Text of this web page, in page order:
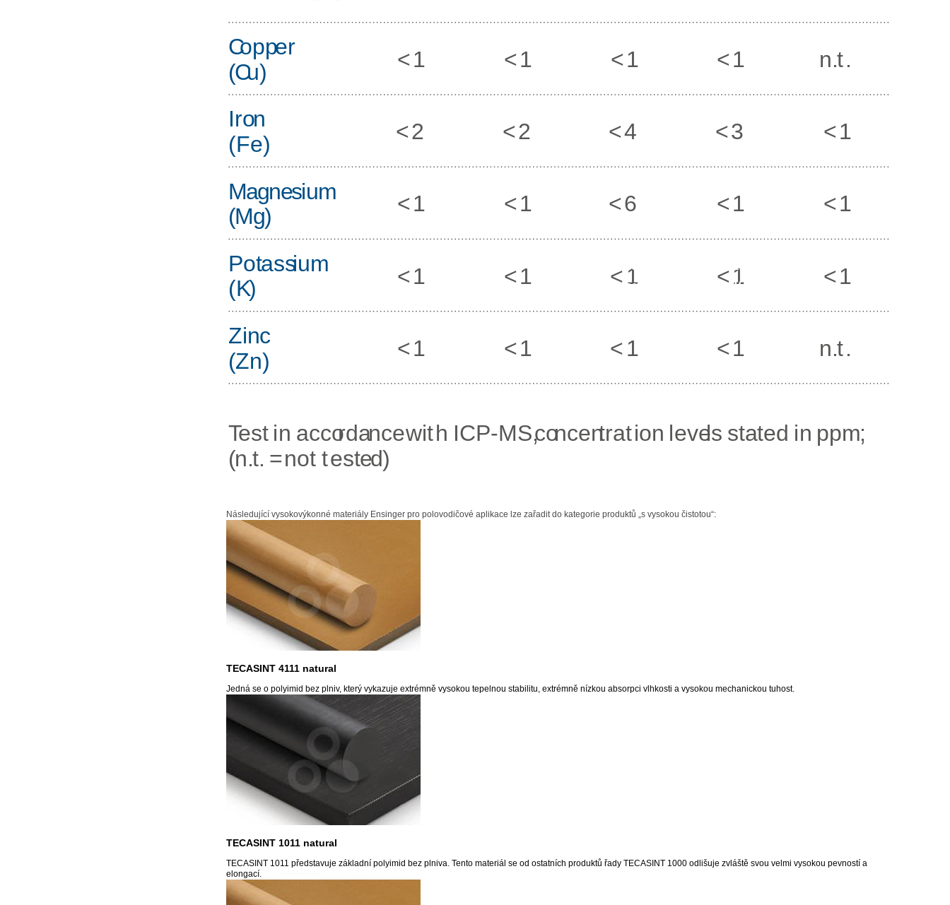
Následující vysokovýkonné materiály Ensinger pro polovodičové aplikace lze zařadit do kategorie produktů „s vysokou čistotou“:
TECASINT 4111 natural
Jedná se o polyimid bez plniv, který vykazuje extrémně vysokou tepelnou stabilitu, extrémně nízkou absorpci vlhkosti a vysokou mechanickou tuhost.
TECASINT 1011 natural
TECASINT 1011 představuje základní polyimid bez plniva. Tento materiál se od ostatních produktů řady TECASINT 1000 odlišuje zvláště svou velmi vysokou pevností a
elongací.